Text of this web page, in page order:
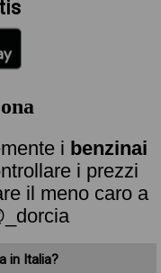
i benzinai
i prezzi
il meno caro a
in Italia?